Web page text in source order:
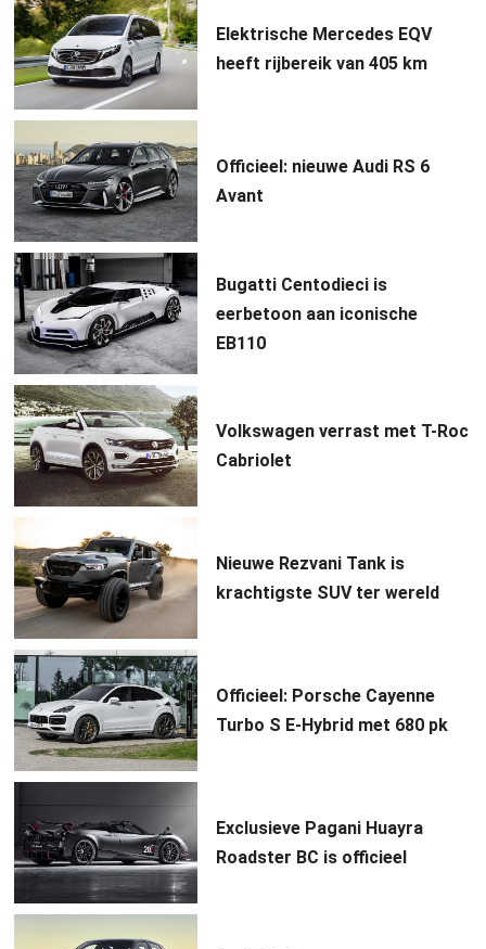
Elektrische Mercedes EQV
heeft rijbereik van 405 km
Officieel: nieuwe Audi RS 6
Avant
Bugatti Centodieci is
eerbetoon aan iconische
EB110
Volkswagen verrast met T-Roc
Cabriolet
Nieuwe Rezvani Tank is
krachtigste SUV ter wereld
Officieel: Porsche Cayenne
Turbo S E-Hybrid met 680 pk
Exclusieve Pagani Huayra
Roadster BC is officieel